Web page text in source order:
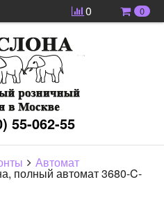
0 0
55-062-55
Автомат
полный автомат 3680-C-